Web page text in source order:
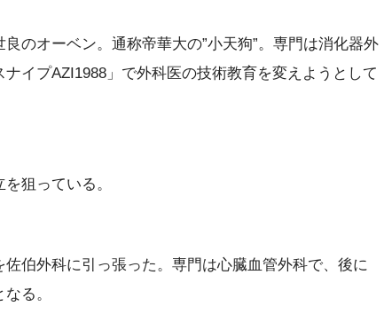
のオーベン。通称帝華大の”小天狗”。専門は消化器外
イプAZI1988」で外科医の技術教育を変えようとして
狙っている。
伯外科に引っ張った。専門は心臓血管外科で、後に
る。